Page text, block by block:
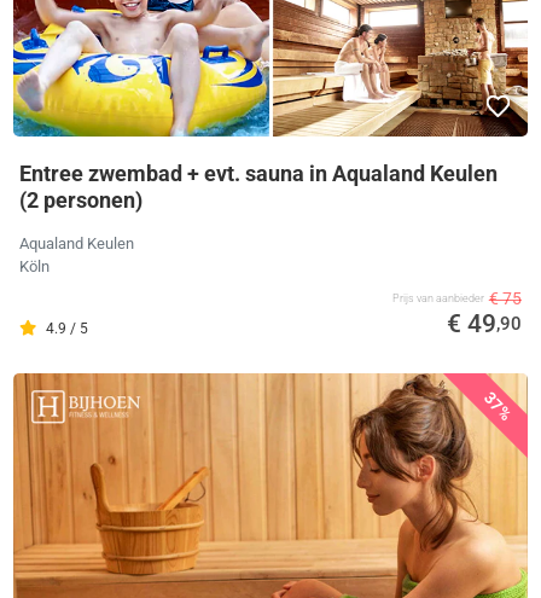
Entree zwembad + evt. sauna in Aqualand Keulen
(2 personen)
Aqualand Keulen
Köln
4.9 / 5
Prijs van aanbieder € 75
€ 49,90
37%